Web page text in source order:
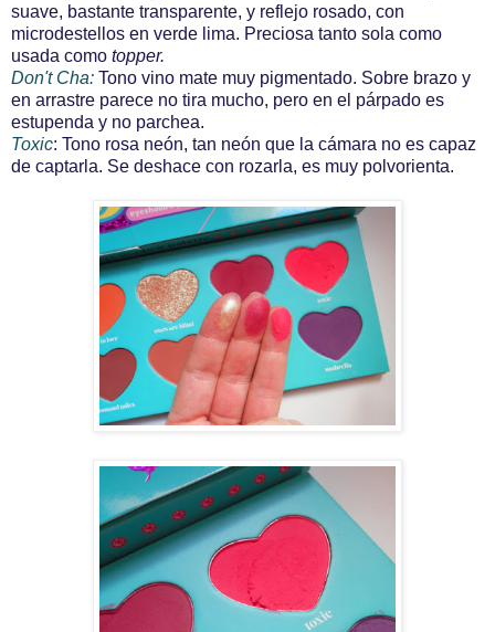
suave, bastante transparente, y reflejo rosado, con
microdestellos en verde lima. Preciosa tanto sola como
usada como topper.
Don't Cha: Tono vino mate muy pigmentado. Sobre brazo y
en arrastre parece no tira mucho, pero en el párpado es
estupenda y no parchea.
Toxic: Tono rosa neón, tan neón que la cámara no es capaz
de captarla. Se deshace con rozarla, es muy polvorienta.